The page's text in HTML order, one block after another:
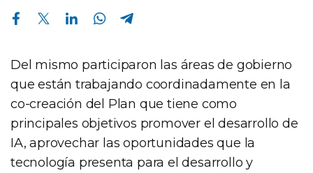
Compartir en Facebook Compartir en Twitter Compartir en Linkedin Compartir en Whatsapp
Del mismo participaron las áreas de gobierno
que están trabajando coordinadamente en la
co-creación del Plan que tiene como
principales objetivos promover el desarrollo de
IA, aprovechar las oportunidades que la
tecnología presenta para el desarrollo y